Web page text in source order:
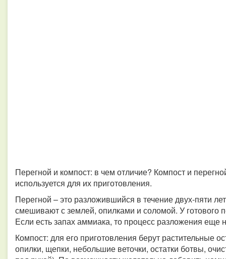
Перегной и компост: в чем отличие? Компост и
используется для их приготовления.
Перегной – это разложившийся в течение двух-пяти
смешивают с землей, опилками и соломой. У готового
Если есть запах аммиака, то процесс разложения еще
Компост: для его приготовления берут растительные
опилки, щепки, небольшие веточки, остатки ботвы,